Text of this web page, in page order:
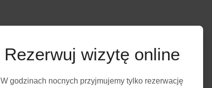
Rezerwuj wizytę online
W godzinach nocnych przyjmujemy tylko rezerwację